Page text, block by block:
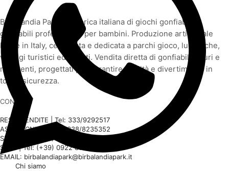
Birbalandia Park – Fabbrica italiana di giochi gonfiabili e
gonfiabili professionali per bambini. Produzione artigianale
Made in Italy, certificata e dedicata a parchi gioco, ludoteche,
villaggi turistici ed eventi. Vendita diretta di gonfiabili sicuri e
resistenti, progettati per garantire qualità e divertimento in
totale sicurezza.
CONTATTI
RESP. VENDITE | Tel: 333/9292517
ASS. TECNICA: | Tel: 338/8235352
SEDE | Tel: (+39) 0922 893608
SEDE | Tel: (+39) 0922 893481
EMAIL: birbalandiapark@birbalandiapark.it
Chi siamo